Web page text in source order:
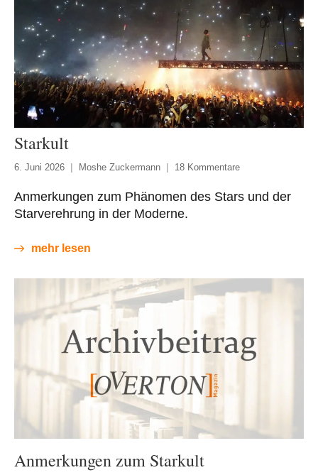
Starkult
6. Juni 2026 Moshe Zuckermann 18 Kommentare
Anmerkungen zum Phänomen des Stars und der
Starverehrung in der Moderne.
mehr lesen
Anmerkungen zum Starkult